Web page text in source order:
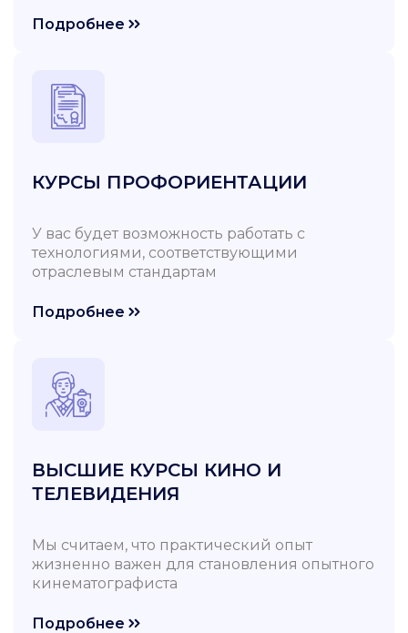
Подробнее
КУРСЫ ПРОФОРИЕНТАЦИИ
У вас будет возможность работать с
технологиями, соответствующими
отраслевым стандартам
Подробнее
ВЫСШИЕ КУРСЫ КИНО И
ТЕЛЕВИДЕНИЯ
Мы считаем, что практический опыт
жизненно важен для становления опытного
кинематографиста
Подробнее